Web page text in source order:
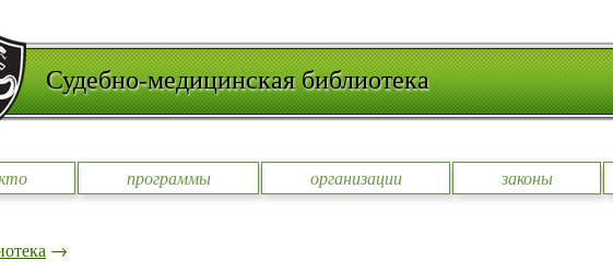
Судебно-медицинская библиотека
программы организации законы
→